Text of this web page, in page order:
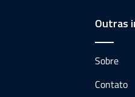
Outras
Sobre
Contato